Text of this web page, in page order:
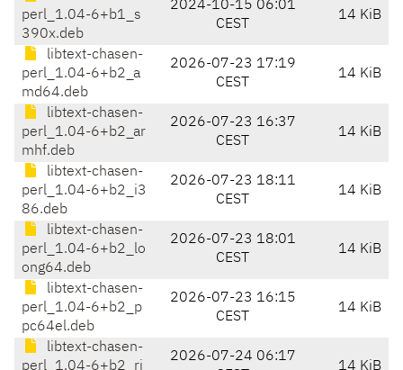
perl_1.04-6+b1_s
390x.deb
2024-10-15 06:01
CEST
14 KiB
libtext-chasen-
perl_1.04-6+b2_a
md64.deb
2026-07-23 17:19
CEST
14 KiB
libtext-chasen-
perl_1.04-6+b2_ar
mhf.deb
2026-07-23 16:37
CEST
14 KiB
libtext-chasen-
perl_1.04-6+b2_i3
86.deb
2026-07-23 18:11
CEST
14 KiB
libtext-chasen-
perl_1.04-6+b2_lo
ong64.deb
2026-07-23 18:01
CEST
14 KiB
libtext-chasen-
perl_1.04-6+b2_p
pc64el.deb
2026-07-23 16:15
CEST
14 KiB
libtext-chasen-
perl_1.04-6+b2_ri
2026-07-24 06:17
14 KiB